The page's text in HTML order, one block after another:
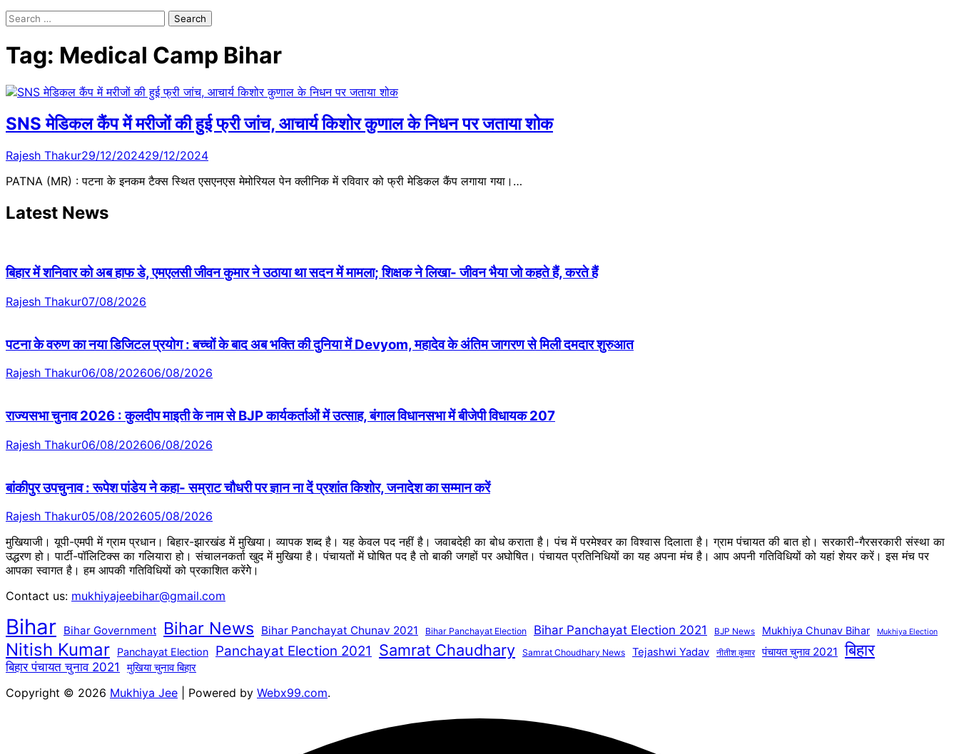
Search
Tag: Medical Camp Bihar
SNS मेडिकल कैंप में मरीजों की हुई फ्री जांच, आचार्य किशोर कुणाल के निधन पर जताया शोक
Rajesh Thakur29/12/202429/12/2024
PATNA (MR) : पटना के इनकम टैक्स स्थित एसएनएस मेमोरियल पेन क्लीनिक में रविवार को फ्री मेडिकल कैंप लगाया गया।…
Latest News
बिहार में शनिवार को अब हाफ डे, एमएलसी जीवन कुमार ने उठाया था सदन में मामला; शिक्षक ने लिखा- जीवन भैया जो कहते हैं, करते हैं
Rajesh Thakur07/08/2026
पटना के वरुण का नया डिजिटल प्रयोग : बच्चों के बाद अब भक्ति की दुनिया में Devyom, महादेव के अंतिम जागरण से मिली दमदार शुरुआत
Rajesh Thakur06/08/202606/08/2026
राज्यसभा चुनाव 2026 : कुलदीप माइती के नाम से BJP कार्यकर्ताओं में उत्साह, बंगाल विधानसभा में बीजेपी विधायक 207
Rajesh Thakur06/08/202606/08/2026
बांकीपुर उपचुनाव : रूपेश पांडेय ने कहा- सम्राट चौधरी पर ज्ञान ना दें प्रशांत किशोर, जनादेश का सम्मान करें
Rajesh Thakur05/08/202605/08/2026
मुखियाजी। यूपी-एमपी में ग्राम प्रधान। बिहार-झारखंड में मुखिया। व्यापक शब्द है। यह केवल पद नहीं है। जवाबदेही का बोध कराता है। पंच में परमेश्वर का विश्वास दिलाता है। ग्राम पंचायत की बात हो। सरकारी-गैरसरकारी संस्था का
उद्धरण हो। पार्टी-पॉलिटिक्स का गलियारा हो। संचालनकर्ता खुद में मुखिया है। पंचायतों में घोषित पद है तो बाकी जगहों पर अघोषित। पंचायत प्रतिनिधियों का यह अपना मंच है। आप अपनी गतिविधियों को यहां शेयर करें। इस मंच पर
आपका स्वागत है। हम आपकी गतिविधियों को प्रकाशित करेंगेे।
Contact us: mukhiyajeebihar@gmail.com
Bihar Bihar Government Bihar News Bihar Panchayat Chunav 2021 Bihar Panchayat Election Bihar Panchayat Election 2021 BJP News Mukhiya Chunav Bihar Mukhiya Election
Nitish Kumar Panchayat Election Panchayat Election 2021 Samrat Chaudhary Samrat Choudhary News Tejashwi Yadav नीतीश कुमार पंचायत चुनाव 2021 बिहार
बिहार पंचायत चुनाव 2021 मुखिया चुनाव बिहार
Copyright © 2026 Mukhiya Jee | Powered by Webx99.com.